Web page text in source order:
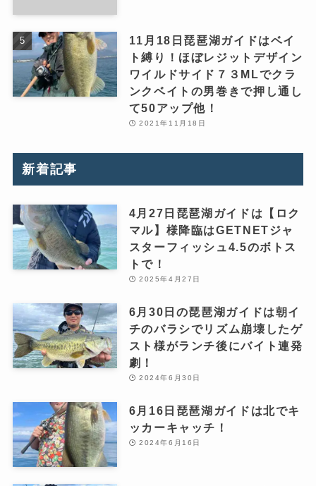
11月18日琵琶湖ガイドはベイ
ト縛り！ほぼレジットデザイン
ワイルドサイド７３MLでクラ
ンクベイトの男巻きで押し通し
て50アップ他！
2021年11月18日
新着記事
4月27日琵琶湖ガイドは【ロク
マル】様降臨はGETNETジャ
スターフィッシュ4.5のボトス
トで！
2025年4月27日
6月30日の琵琶湖ガイドは朝イ
チのバラシでリズム崩壊したゲ
スト様がランチ後にバイト連発
劇！
2024年6月30日
6月16日琵琶湖ガイドは北でキ
ッカーキャッチ！
2024年6月16日